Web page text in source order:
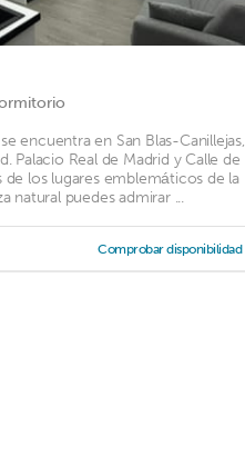
encuentra en San Blas-Canillejas,
Palacio Real de Madrid y Calle de
de los lugares emblemáticos de la
natural puedes admirar ...
Comprobar disponibilidad